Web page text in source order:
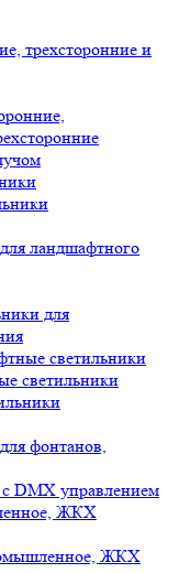
трехсторонние и
ландшафтного
для
светильники
светильники
фонтанов,
DMX управлением
ЖКХ
ЖКХ